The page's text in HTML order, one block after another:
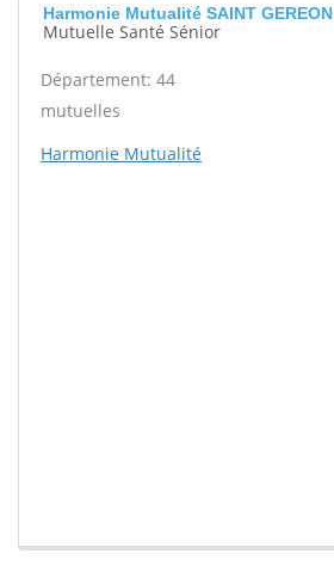
Harmonie Mutualité SAINT GEREON
Mutuelle Santé Sénior
Département: 44
mutuelles
Harmonie Mutualité